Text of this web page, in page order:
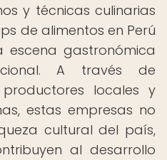
y técnicas culinarias
de alimentos en Perú
escena gastronómica
A través de
locales y
estas empresas no
cultural del país,
al desarrollo